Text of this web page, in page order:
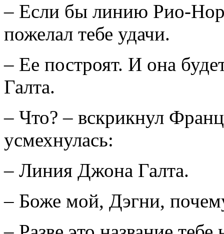
– Если бы линию Рио-
пожелал тебе удачи.
– Ее построят. И она
Галта.
– Что? – вскрикнул
усмехнулась:
– Линия Джона Галта.
– Боже мой, Дэгни,